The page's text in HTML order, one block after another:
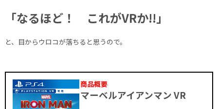
「なるほど！ これがVRか!!」
と、目からウロコが落ちると思うので。
商品概要
マーベルアイアンマン VR